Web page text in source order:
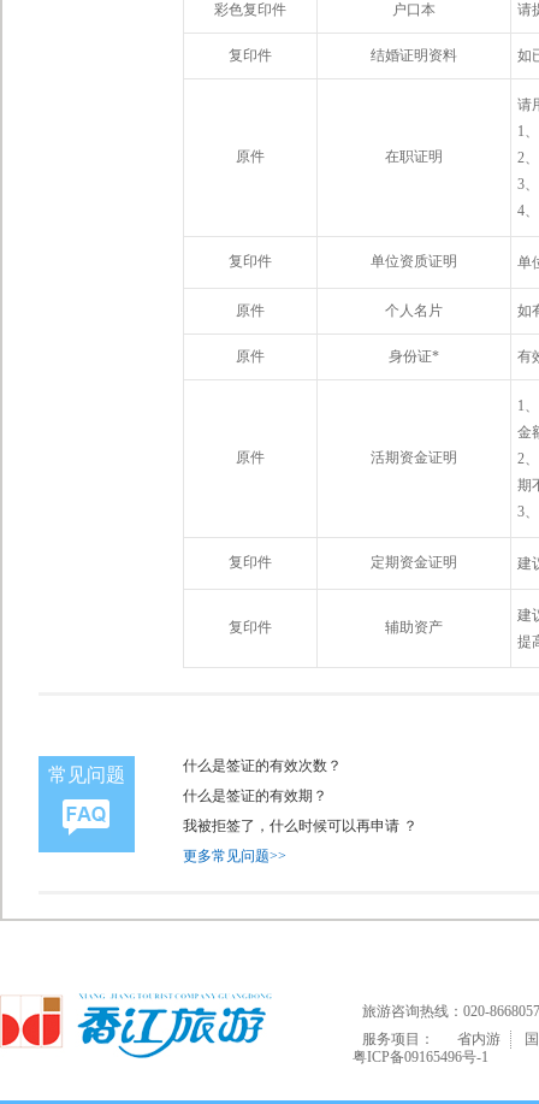
彩色复印件 户口本 请
复印件 结婚证明资料 如
原件 在职证明
请
1
2
3
4
复印件 单位资质证明 单
原件 个人名片 如
原件 身份证* 有
原件 活期资金证明
1
金
2
期
3
复印件 定期资金证明 建
复印件 辅助资产
建
提
常见问题
什么是签证的有效次数？
什么是签证的有效期？
我被拒签了，什么时候可以再申请 ？
更多常见问题>>
旅游咨询热线：020-
服务项目：
省内游
粤ICP备09165496号-1